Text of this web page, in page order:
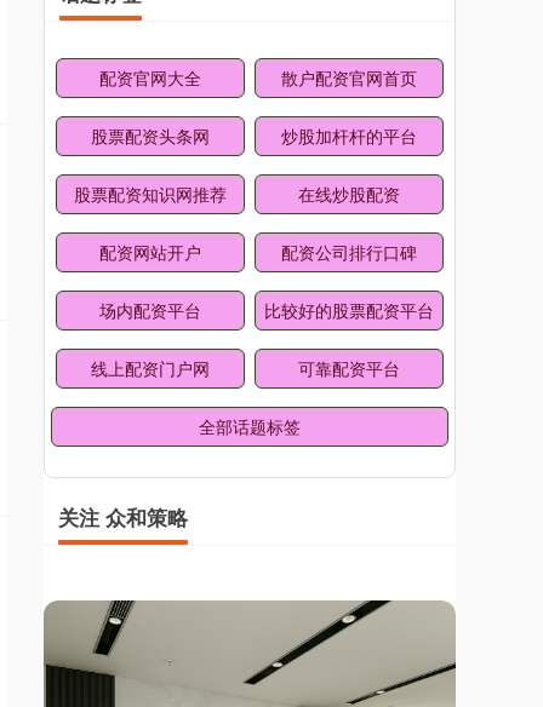
配资官网大全 散户配资官网首页
股票配资头条网 炒股加杆杆的平台
股票配资知识网推荐 在线炒股配资
配资网站开户 配资公司排行口碑
场内配资平台 比较好的股票配资平台
线上配资门户网 可靠配资平台
全部话题标签
关注 众和策略